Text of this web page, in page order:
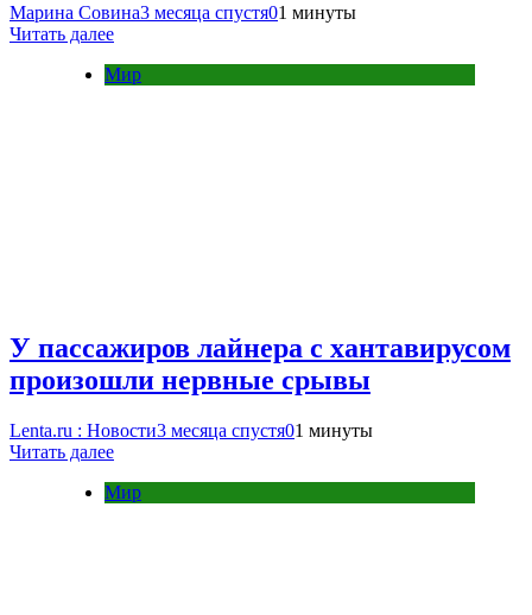
Марина Совина3 месяца спустя01 минуты
Читать далее
Мир
У пассажиров лайнера с хантавирусом
произошли нервные срывы
Lenta.ru : Новости3 месяца спустя01 минуты
Читать далее
Мир